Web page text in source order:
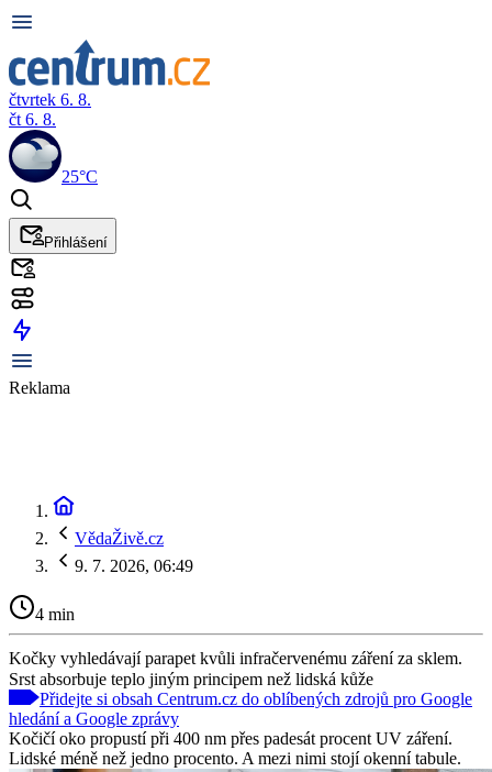
čtvrtek 6. 8.
čt 6. 8.
25°C
Přihlášení
Reklama
VědaŽivě.cz
9. 7. 2026, 06:49
4 min
Kočky vyhledávají parapet kvůli infračervenému záření za sklem.
Srst absorbuje teplo jiným principem než lidská kůže
Přidejte si obsah Centrum.cz do oblíbených zdrojů pro Google
hledání a Google zprávy
Kočičí oko propustí při 400 nm přes padesát procent UV záření.
Lidské méně než jedno procento. A mezi nimi stojí okenní tabule.